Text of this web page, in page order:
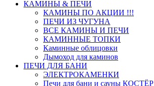
КАМИНЫ & ПЕЧИ
КАМИНЫ ПО АКЦИИ !!!
ПЕЧИ ИЗ ЧУГУНА
ВСЕ КАМИНЫ И ПЕЧИ
КАМИННЫЕ ТОПКИ
Каминные облицовки
Дымоход для каминов
ПЕЧИ ДЛЯ БАНИ
ЭЛЕКТРОКАМЕНКИ
Печи для бани и сауны КОСТЁР